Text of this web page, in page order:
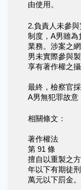
由使用。
2.負責人未參
制度，A男雖為
業務。涉案之
男未實際參與
享有著作權之攝
最終，檢察官
A男無犯罪故意
相關條文：
著作權法
第 91 條
擅自以重製之
年以下有期徒
萬元以下罰金。